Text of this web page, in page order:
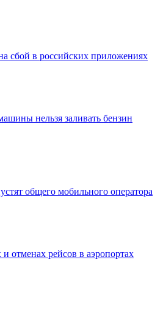
сбой в российских приложениях
нельзя заливать бензин
общего мобильного оператора
отменах рейсов в аэропортах